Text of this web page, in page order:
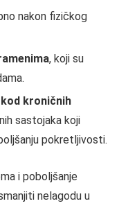
nakon fizičkog
, koji su
kroničnih
sastojaka koji
pokretljivosti.
i poboljšanje
nelagodu u